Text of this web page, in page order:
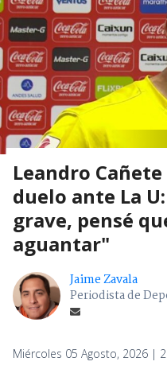
Leandro
duelo ante La
grave, pensé
aguantar"
Jaime Zavala
Periodista de
Miércoles 05 Agosto, 2026 |